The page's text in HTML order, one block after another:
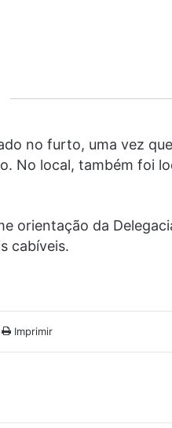
no furto, uma vez
No local, também foi
orientação da
cabíveis.
Imprimir